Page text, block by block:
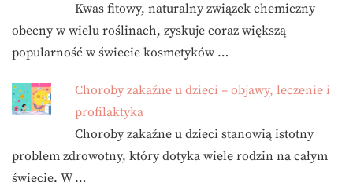
Kwas fitowy, naturalny związek chemiczny
obecny w wielu roślinach, zyskuje coraz większą
popularność w świecie kosmetyków …
Choroby zakaźne u dzieci – objawy, leczenie i
profilaktyka
Choroby zakaźne u dzieci stanowią istotny
problem zdrowotny, który dotyka wiele rodzin na całym
świecie. W …